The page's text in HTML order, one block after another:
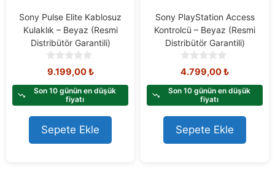
Sony Pulse Elite Kablosuz
Kulaklık – Beyaz (Resmi
Distribütör Garantili)
0
o
u
5
9.199,00₺
Son 10 günün en düşük
fiyatı
Sepete Ekle
Sony PlayStation Access
Kontrolcü – Beyaz (Resmi
Distribütör Garantili)
0
o
u
5
4.799,00₺
Son 10 günün en düşük
fiyatı
Sepete Ekle